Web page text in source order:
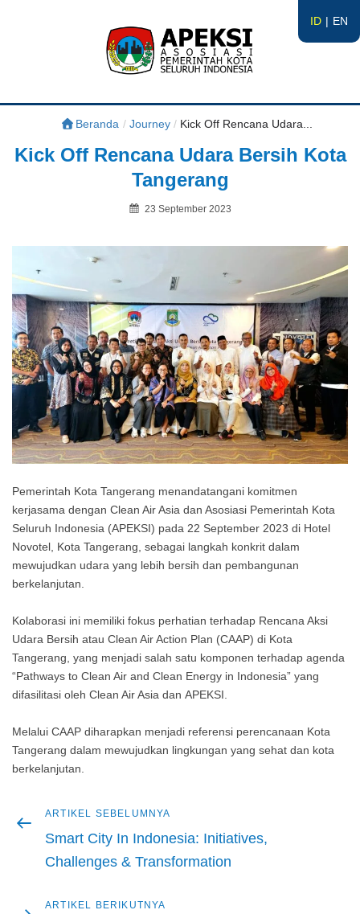
ID EN
APEKSI
#APEKSInergiBeranda / Journey / Kick Off Rencana Udara...
Kick Off Rencana Udara Bersih Kota
Tangerang
Posted
23 September 2023
Pemerintah Kota Tangerang menandatangani komitmen
kerjasama dengan Clean Air Asia dan Asosiasi Pemerintah Kota
Seluruh Indonesia (APEKSI) pada 22 September 2023 di Hotel
Novotel, Kota Tangerang, sebagai langkah konkrit dalam
mewujudkan udara yang lebih bersih dan pembangunan
berkelanjutan.
Kolaborasi ini memiliki fokus perhatian terhadap Rencana Aksi
Udara Bersih atau Clean Air Action Plan (CAAP) di Kota
Tangerang, yang menjadi salah satu komponen terhadap agenda
“Pathways to Clean Air and Clean Energy in Indonesia” yang
difasilitasi oleh Clean Air Asia dan APEKSI.
Melalui CAAP diharapkan menjadi referensi perencanaan Kota
Tangerang dalam mewujudkan lingkungan yang sehat dan kota
berkelanjutan.
Navigasi
pos
Artikel
sebelumnya
ARTIKEL SEBELUMNYA
Smart City In Indonesia: Initiatives,
Challenges & Transformation
Artikel
ARTIKEL BERIKUTNYA